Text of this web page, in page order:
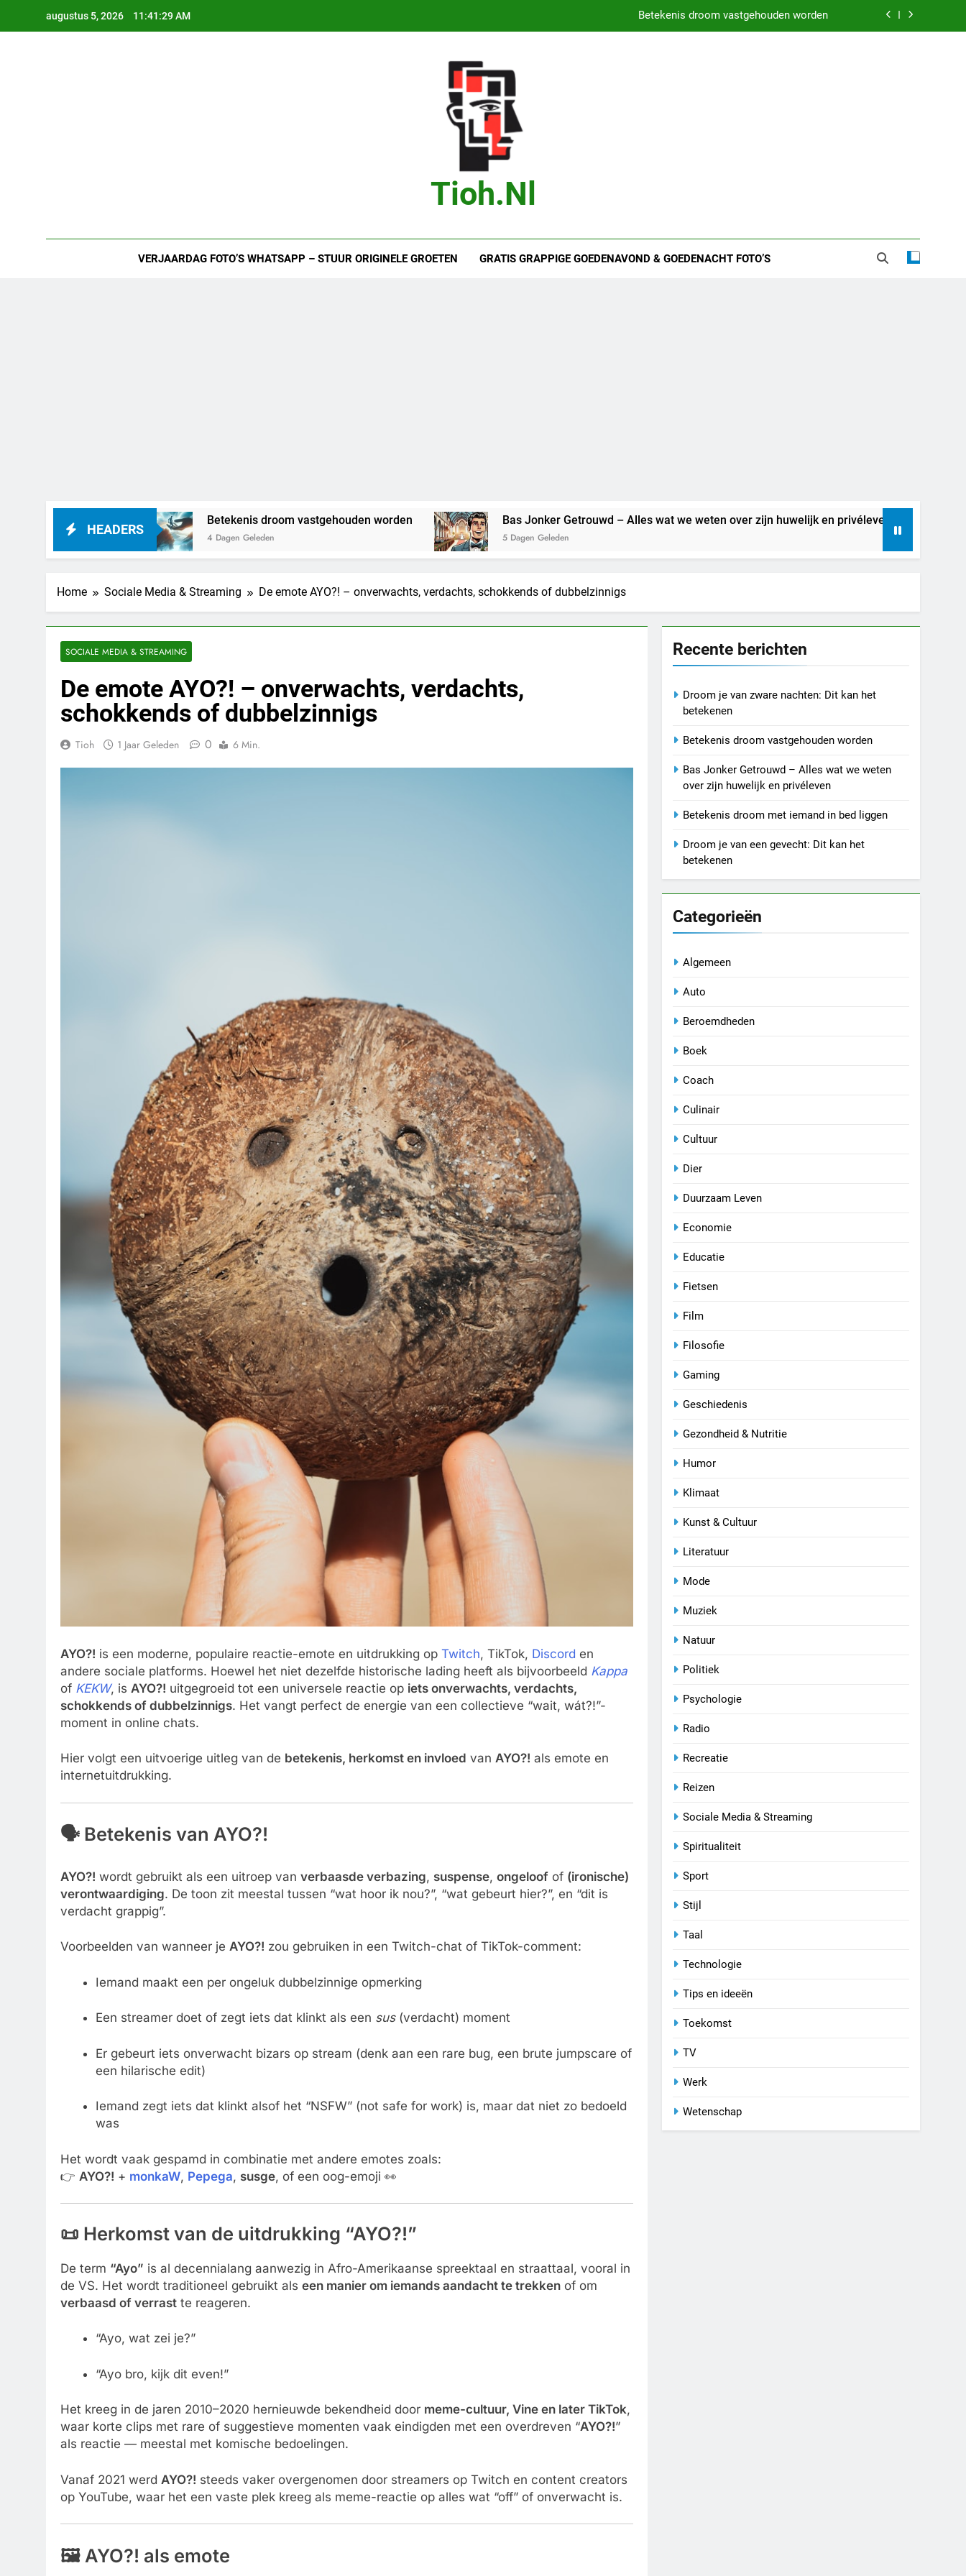
augustus 5, 2026 11:41:30 AM
Bas Jonker Getrouwd – Alles wat we weten over zijn huwelijk en privéleven
Bas Jonker Getrouwd – Alles wat we weten over zijn huwelijk en privéleven
Tioh.nl
VERJAARDAG FOTO’S WHATSAPP – STUUR ORIGINELE GROETEN GRATIS GRAPPIGE GOEDENAVOND & GOEDENACHT FOTO’S
HEADERS
Betekenis droom vastgehouden worden
4 Dagen Geleden
Bas Jonker Getrouwd – Alles wat we weten over zijn huwelijk en privéleven
5 Dagen Geleden
Home Sociale Media & Streaming De emote AYO?! – onverwachts, verdachts, schokkends of dubbelzinnigs
SOCIALE MEDIA & STREAMING
De emote AYO?! – onverwachts, verdachts,
schokkends of dubbelzinnigs
Tioh 1 Jaar Geleden 0 6 Min.
AYO?! is een moderne, populaire reactie-emote en uitdrukking op Twitch, TikTok, Discord en
andere sociale platforms. Hoewel het niet dezelfde historische lading heeft als bijvoorbeeld Kappa
of KEKW, is AYO?! uitgegroeid tot een universele reactie op iets onverwachts, verdachts,
schokkends of dubbelzinnigs. Het vangt perfect de energie van een collectieve “wait, wát?!”-
moment in online chats.
Hier volgt een uitvoerige uitleg van de betekenis, herkomst en invloed van AYO?! als emote en
internetuitdrukking.
🗣️ Betekenis van AYO?!
AYO?! wordt gebruikt als een uitroep van verbaasde verbazing, suspense, ongeloof of (ironische)
verontwaardiging. De toon zit meestal tussen “wat hoor ik nou?”, “wat gebeurt hier?”, en “dit is
verdacht grappig”.
Voorbeelden van wanneer je AYO?! zou gebruiken in een Twitch-chat of TikTok-comment:
Iemand maakt een per ongeluk dubbelzinnige opmerking
Een streamer doet of zegt iets dat klinkt als een sus(verdacht) moment
Er gebeurt iets onverwacht bizars op stream (denk aan een rare bug, een brute jumpscare of
een hilarische edit)
Iemand zegt iets dat klinkt alsof het “NSFW” (not safe for work) is, maar dat niet zo bedoeld
was
Het wordt vaak gespamd in combinatie met andere emotes zoals:
👉 AYO?! + monkaW, Pepega, susge, of een oog-emoji 👀
📜 Herkomst van de uitdrukking “AYO?!”
De term “Ayo” is al decennialang aanwezig in Afro-Amerikaanse spreektaal en straattaal, vooral in
de VS. Het wordt traditioneel gebruikt als een manier om iemands aandacht te trekken of om
verbaasd of verrast te reageren.
“Ayo, wat zei je?”
“Ayo bro, kijk dit even!”
Het kreeg in de jaren 2010–2020 hernieuwde bekendheid door meme-cultuur, Vine en later TikTok,
waar korte clips met rare of suggestieve momenten vaak eindigden met een overdreven “AYO?!”
als reactie — meestal met komische bedoelingen.
Vanaf 2021 werd AYO?! steeds vaker overgenomen door streamers op Twitch en content creators
op YouTube, waar het een vaste plek kreeg als meme-reactie op alles wat “off” of onverwacht is.
🖼️ AYO?! als emote
Recente berichten
Droom je van zware nachten: Dit kan het
betekenen
Betekenis droom vastgehouden worden
Bas Jonker Getrouwd – Alles wat we weten
over zijn huwelijk en privéleven
Betekenis droom met iemand in bed liggen
Droom je van een gevecht: Dit kan het
betekenen
Categorieën
Algemeen
Auto
Beroemdheden
Boek
Coach
Culinair
Cultuur
Dier
Duurzaam Leven
Economie
Educatie
Fietsen
Film
Filosofie
Gaming
Geschiedenis
Gezondheid & Nutritie
Humor
Klimaat
Kunst & Cultuur
Literatuur
Mode
Muziek
Natuur
Politiek
Psychologie
Radio
Recreatie
Reizen
Sociale Media & Streaming
Spiritualiteit
Sport
Stijl
Taal
Technologie
Tips en ideeën
Toekomst
TV
Werk
Wetenschap